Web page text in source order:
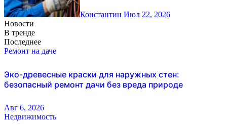
Константин Июл 22, 2026
Новости
В тренде
Последнее
Ремонт на даче
Эко-древесные краски для наружных стен:
безопасный ремонт дачи без вреда природе
Авг 6, 2026
Недвижимость